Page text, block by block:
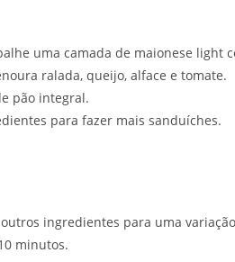
uma camada de maionese light
ralada, queijo, alface e tomate.
pão integral.
para fazer mais sanduíches.
ingredientes para uma
minutos.